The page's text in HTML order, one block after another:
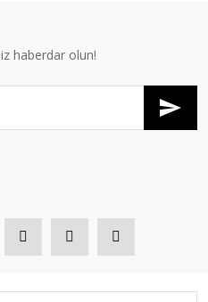
haberdar olun!